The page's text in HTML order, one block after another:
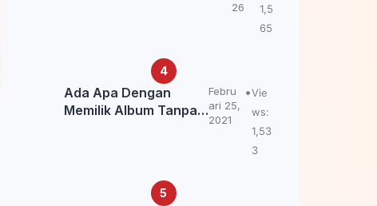
26
1,5
65
Ada Apa Dengan
Memilik Album Tanpa
Febru
ari 25,
2021
Vie
ws:
1,53
3